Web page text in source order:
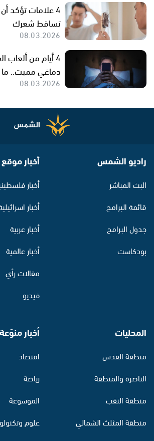
4 علامات تؤكد
تساقط شعرك
08.03.2026
4 أيام من ألعاب
دماغي مميت..
08.03.2026
راديو الشمس
البث المباشر
قائمة البرامج
جدول البرامج
بودكاست
أخبار
أخبار
أخبار
أخبار عربية
أخبار عالمية
مقالات رأي
فيديو
المحليات
منطقة القدس
الناصرة والمنطقة
منطقة النقب
منطقة المثلث الشمالي
أخبار منوّعة
اقتصاد
رياضة
الموسوعة
علوم